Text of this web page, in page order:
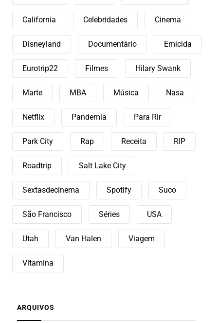
California Celebridades Cinema
Disneyland Documentário Emicida
Eurotrip22 Filmes Hilary Swank
Marte MBA Música Nasa
Netflix Pandemia Para Rir
Park City Rap Receita RIP
Roadtrip Salt Lake City
Sextasdecinema Spotify Suco
São Francisco Séries USA
Utah Van Halen Viagem
Vitamina
ARQUIVOS